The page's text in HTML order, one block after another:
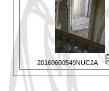
20160600549NUC2A